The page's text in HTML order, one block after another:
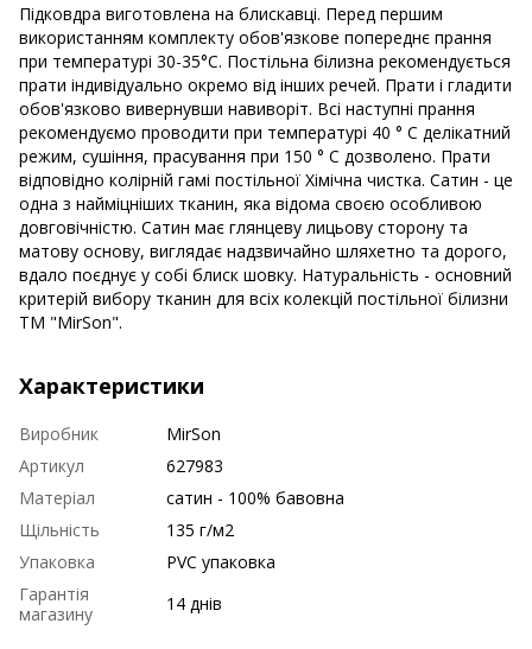
Підковдра виготовлена на блискавці. Перед першим
використанням комплекту обов'язкове попереднє прання
при температурі 30-35°С. Постільна білизна рекомендується
прати індивідуально окремо від інших речей. Прати і гладити
обов'язково вивернувши навиворіт. Всі наступні прання
рекомендуємо проводити при температурі 40 ° С делікатний
режим, сушіння, прасування при 150 ° С дозволено. Прати
відповідно колірній гамі постільної Хімічна чистка. Сатин - це
одна з найміцніших тканин, яка відома своєю особливою
довговічністю. Сатин має глянцеву лицьову сторону та
матову основу, виглядає надзвичайно шляхетно та дорого,
вдало поєднує у собі блиск шовку. Натуральність - основний
критерій вибору тканин для всіх колекцій постільної білизни
ТМ "MirSon".
Характеристики
Виробник
MirSon
Артикул
627983
Матеріал
сатин - 100% бавовна
Щільність
135 г/м2
Упаковка
PVC упаковка
Гарантія
магазину
14 днів